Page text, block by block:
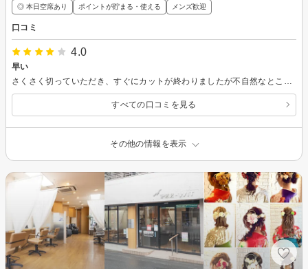
◎ 本日空席あり ポイントが貯まる・使える メンズ歓迎
口コミ
4.0
早い
すべての口コミを見る
その他の情報を表示